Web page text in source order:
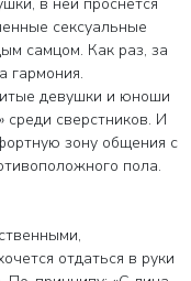
сексуальные
самцом. Как раз, за
гармония.
девушки и юноши
среди сверстников. И
зону общения с
пола.
отдаться в руки